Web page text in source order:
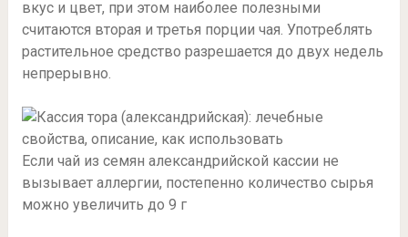
вкус и цвет, при этом наиболее полезными
считаются вторая и третья порции чая. Употреблять
растительное средство разрешается до двух недель
непрерывно.
Если чай из семян александрийской кассии не
вызывает аллергии, постепенно количество сырья
можно увеличить до 9 г